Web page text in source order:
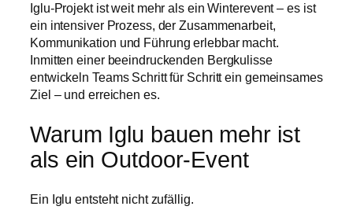
Iglu-Projekt ist weit mehr als ein Winterevent – es ist
ein intensiver Prozess, der Zusammenarbeit,
Kommunikation und Führung erlebbar macht.
Inmitten einer beeindruckenden Bergkulisse
entwickeln Teams Schritt für Schritt ein gemeinsames
Ziel – und erreichen es.
Warum Iglu bauen mehr ist
als ein Outdoor-Event
Ein Iglu entsteht nicht zufällig.